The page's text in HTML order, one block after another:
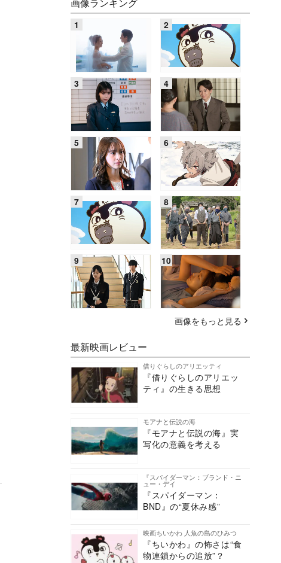
画像をもっと見る
最新映画レビュー
借りぐらしのアリエッティ
『借りぐらしのアリエッ
ティ』の生きる思想
モアナと伝説の海
『モアナと伝説の海』実
写化の意義を考える
『スパイダーマン：ブランド・ニ
ュー・デイ
『スパイダーマン：
BND』の“夏休み感”
映画ちいかわ 人魚の島のひみつ
『ちいかわ』の怖さは“食
物連鎖からの追放”？